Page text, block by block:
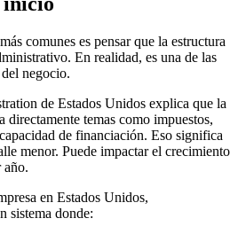
comunes es pensar que la estructura
En realidad, es una de las
negocio.
de Estados Unidos explica que la
directamente temas como impuestos,
de financiación. Eso significa
menor. Puede impactar el crecimiento
año.
en Estados Unidos,
sistema donde: